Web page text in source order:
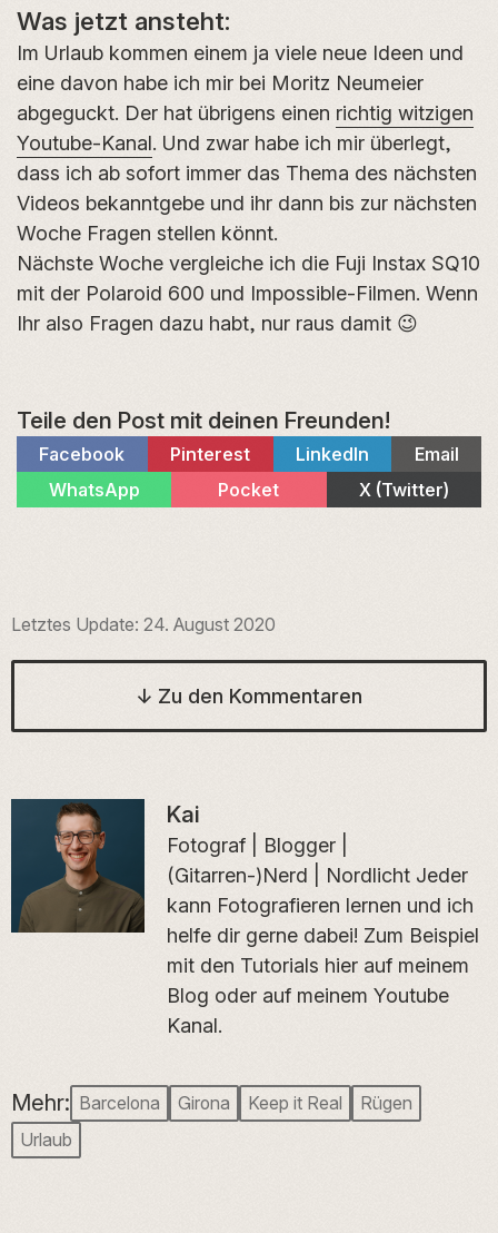
Was jetzt ansteht:
Im Urlaub kommen einem ja viele neue Ideen und
eine davon habe ich mir bei Moritz Neumeier
abgeguckt. Der hat übrigens einen richtig witzigen
Youtube-Kanal. Und zwar habe ich mir überlegt,
dass ich ab sofort immer das Thema des nächsten
Videos bekanntgebe und ihr dann bis zur nächsten
Woche Fragen stellen könnt.
Nächste Woche vergleiche ich die Fuji Instax SQ10
mit der Polaroid 600 und Impossible-Filmen. Wenn
Ihr also Fragen dazu habt, nur raus damit 😉
Teile den Post mit deinen Freunden!
Share
on
Facebook
Share
on
Pinterest
Share
on
LinkedIn
Share
on
Email
Share
on
WhatsApp
Share
on
Pocket
Share
on
X (Twitter)
Letztes Update: 24. August 2020
↓ Zu den Kommentaren
Kai
Fotograf | Blogger |
(Gitarren-)Nerd | Nordlicht Jeder
kann Fotografieren lernen und ich
helfe dir gerne dabei! Zum Beispiel
mit den Tutorials hier auf meinem
Blog oder auf meinem Youtube
Kanal.
Mehr: Barcelona Girona Keep it Real
Rügen
Urlaub